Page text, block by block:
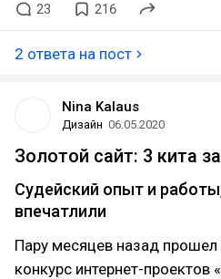
23 216
2 ответа на пост
Nina Kalaus
Дизайн 06.05.2020
Золотой сайт: 3 кита
Судейский опыт и
впечатлили
Пару месяцев назад прошел
конкурс интернет-проектов